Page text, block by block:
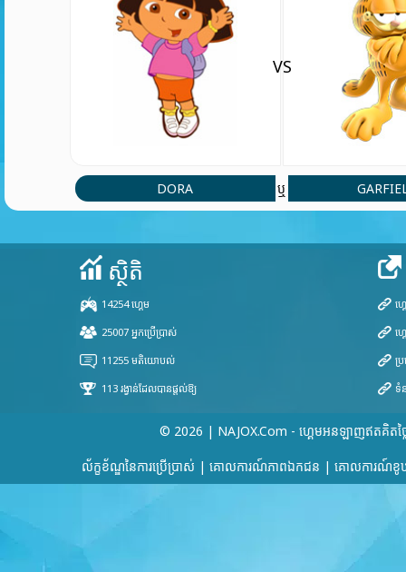
DORA
VS
ឬ
© 2026 | NAJOX.com - ហ្គេមអនឡាញឥតគិតថ្ល
ល័ក្ខខ័ណ្ឌនៃការប្រើប្រាស់ | គោលការណ៍​ភាព​ឯកជន | គោលការណ៍